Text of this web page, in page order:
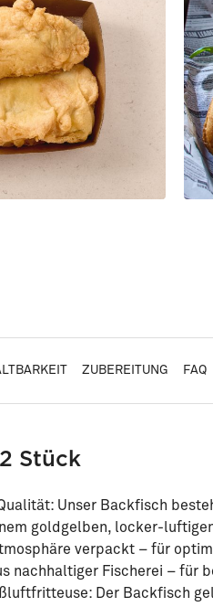
ZUBEREITUNG FAQ
Stück
Unser Backfisch
goldgelben, locker-
verpackt – für
nachhaltiger Fischerei – für
Der Backfisch